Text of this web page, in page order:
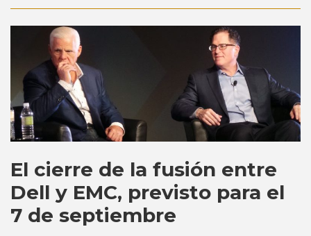
El cierre de la fusión entre
Dell y EMC, previsto para el
7 de septiembre